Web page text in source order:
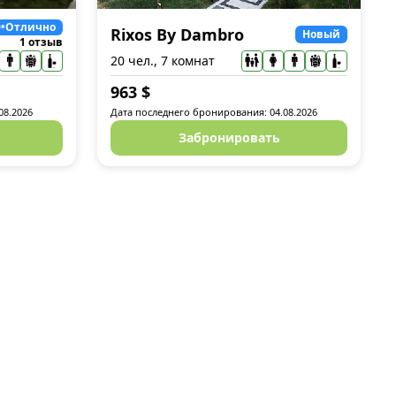
•Отлично
1 отзыв
Rixos By Dambro Новый
20 чел., 7 комнат
963 $
Дата последнего бронирования: 04.08.2026
Забронировать